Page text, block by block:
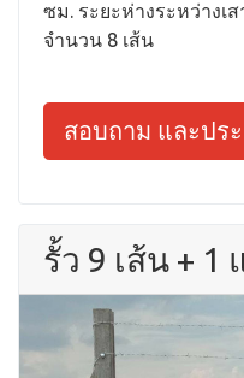
ซม. ระยะห่างระหว่างเ
จำนวน 8 เส้น
สอบถาม และปร
รั้ว 9 เส้น + 1